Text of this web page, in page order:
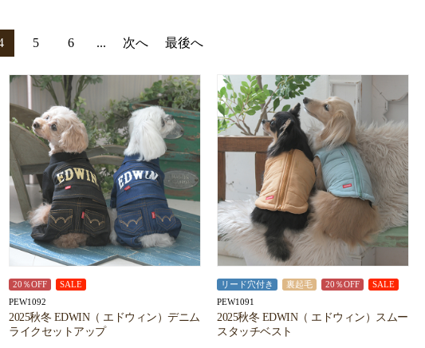
5 6 ... 次へ 最後へ
20％OFF SALE
PEW1092
2025秋冬 EDWIN（ エドウィン）デニム
ライクセットアップ
リード穴付き 裏起毛 20％OFF SALE
PEW1091
2025秋冬 EDWIN（ エドウィン）スムー
スタッチベスト